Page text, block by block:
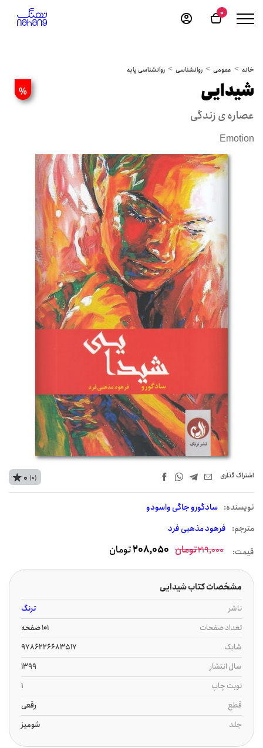
0
خانه عمومی روانشناسی روانشناسی پایه
% شیدایی
عصاره ی زندگی
Emotion
اشتراک‌ گذاری
نويسنده: سادگورو جاگی واسودو
مترجم: فرهود مذهبی فرد
0 (0)
قیمت: 219,000تومان 208,050تومان
مشخصات کتاب شیدایی
ناشر
ترنگ
تعداد صفحات
101 صفحه
شابک
9786226683517
سال انتشار
1399
نوبت چاپ
1
قطع
رقعی
جلد
شومیز